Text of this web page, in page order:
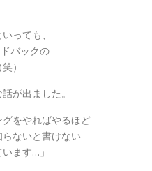
っても、
バックの
）
が出ました。
グをやればやるほど
ないと書けない
ます…」